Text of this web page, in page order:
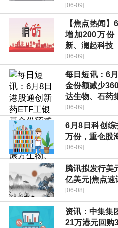
[06-09]
【焦点热闻
增加200万份
新、澜起科技
[06-09]
每日短讯：6
金份额减少
达生物、石药
[06-09]
6月8日科创
万份，重仓股
[06-09]
腾讯拟发行美
亿美元|焦点速
[06-08]
资讯：中集集
21万港元回购